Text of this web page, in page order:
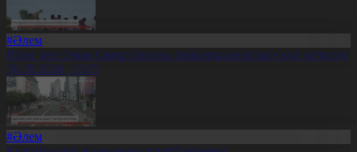
#Әлем
Иран мен Оман Ормұз бұғазы бойынша келісімге қол жеткізді
06.08.2026, 10:05
#Әлем